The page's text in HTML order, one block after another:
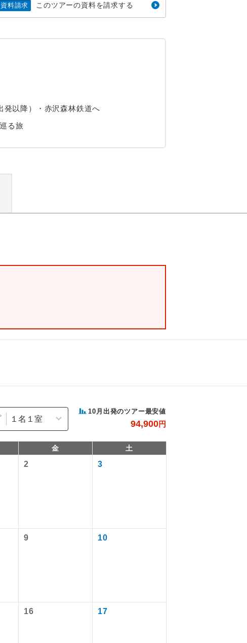
資料請求 このツアーの資料を請求する
発以降）・赤沢森林鉄道へ
る旅
10 月出発のツアー最安値
94,900円
金 土
2 3
9 10
16 17